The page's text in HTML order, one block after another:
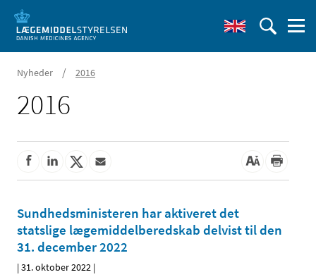
Nyheder / 2016
2016
Sundhedsministeren har aktiveret det
statslige lægemiddelberedskab delvist til den
31. december 2022
|31. oktober 2022 |